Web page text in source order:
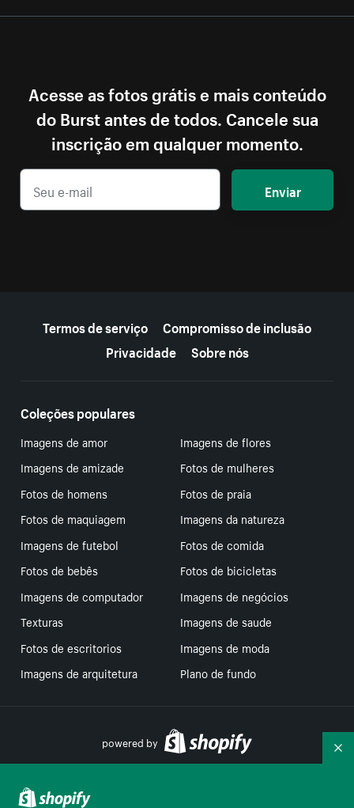
Acesse as fotos grátis e mais conteúdo
do Burst antes de todos. Cancele sua
inscrição em qualquer momento.
Enviar
Termos de serviço
Compromisso de inclusão
Privacidade
Sobre nós
Coleções populares
Imagens de amor
Imagens de flores
Imagens de amizade
Fotos de mulheres
Fotos de homens
Fotos de praia
Fotos de maquiagem
Imagens da natureza
Imagens de futebol
Fotos de comida
Fotos de bebês
Fotos de bicicletas
Imagens de computador
Imagens de negócios
Texturas
Imagens de saude
Fotos de escritorios
Imagens de moda
Imagens de arquitetura
Plano de fundo
powered by